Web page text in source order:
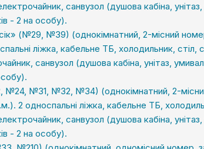
санвузол (душова кабіна,
- 2 на особу).
(№29, №39) (однокімнатний, 2-місний
ліжка, кабельне ТБ, холодильник, стіл,
санвузол (душова кабіна, унітаз,
№24, №31, №32, №34) (однокімнатний, 2-
2 односпальні ліжка, кабельне ТБ,
санвузол (душова кабіна,
- 2 на особу).